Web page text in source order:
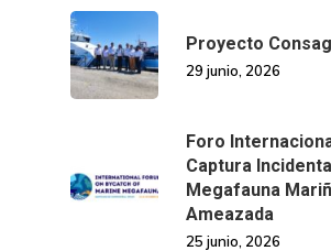
Proyecto
29 junio, 2026
Foro
Captura
Megafauna
Ameazada
25 junio, 2026